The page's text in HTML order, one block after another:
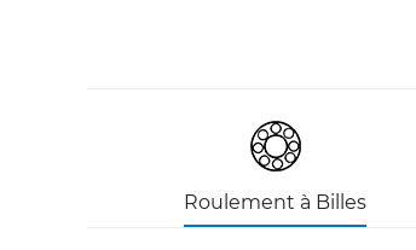
Roulement à Billes